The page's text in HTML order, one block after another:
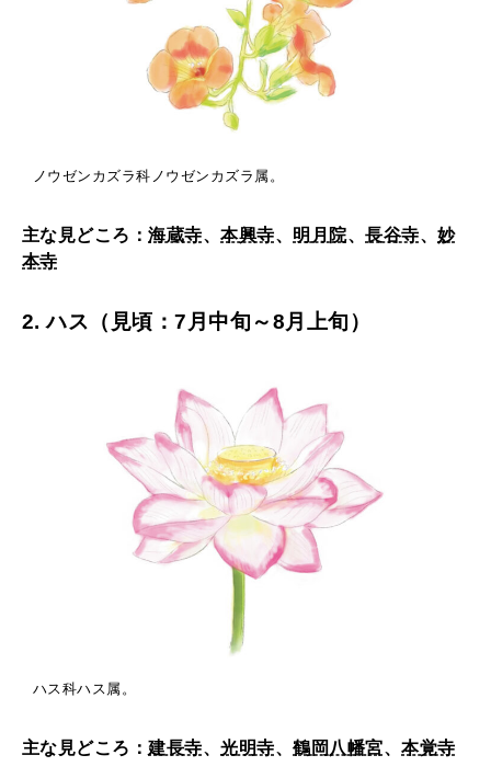
ノウゼンカズラ科ノウゼンカズラ属。
主な見どころ：海蔵寺、本興寺、 明月院、長谷寺、妙
本寺
2. ハス（見頃：7月中旬～8月上旬）
ハス科ハス属。
主な見どころ：建長寺、光明寺、鶴岡八幡宮、本覚寺